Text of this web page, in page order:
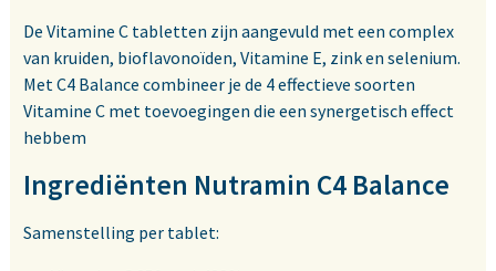
De Vitamine C tabletten zijn aangevuld met een complex
van kruiden, bioflavonoïden, Vitamine E, zink en selenium.
Met C4 Balance combineer je de 4 effectieve soorten
Vitamine C met toevoegingen die een synergetisch effect
hebbem
Ingrediënten Nutramin C4 Balance
Samenstelling per tablet: